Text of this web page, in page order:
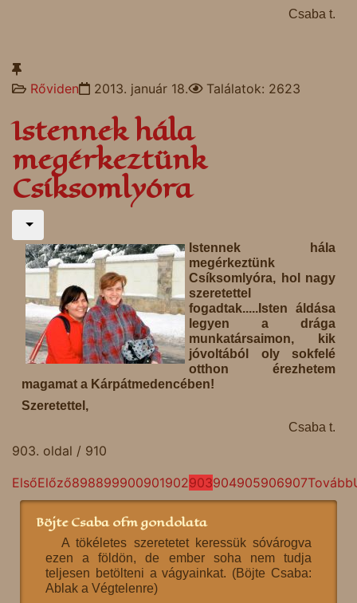
Csaba t.
Rőviden 2013. január 18. Találatok: 2623
Istennek hála
megérkeztünk
Csíksomlyóra
Istennek hála
megérkeztünk
Csíksomlyóra, hol nagy
szeretettel
fogadtak.....Isten áldása
legyen a drága
munkatársaimon, kik
jóvoltából oly sokfelé
otthon érezhetem
magamat a Kárpátmedencében!
Szeretettel,
Csaba t.
903. oldal / 910
ElsőElőző898899900901902903904905906907Tovább
Böjte Csaba ofm gondolata
A tökéletes szeretetet keressük sóvárogva
ezen a földön, de ember soha nem tudja
teljesen betölteni a vágyainkat. (Böjte Csaba:
Ablak a Végtelenre)